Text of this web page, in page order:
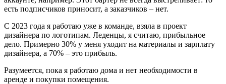
есть подписчиков приносит, а заказчиков – нет.
С 2023 года я работаю уже в команде, взяла в проект
дизайнера по логотипам. Леденцы, я считаю, прибыльное
дело. Примерно 30% у меня уходит на материалы и зарплату
дизайнера, а 70% – это прибыль.
Разумеется, пока я работаю дома и нет необходимости в
аренде и покупки помещения.